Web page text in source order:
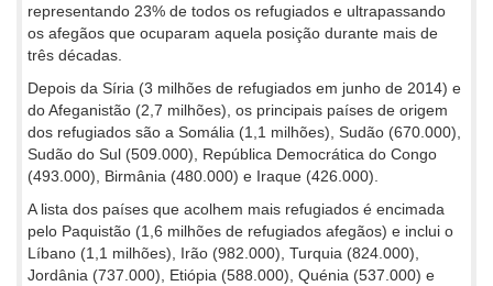
representando 23% de todos os refugiados e ultrapassando
os afegãos que ocuparam aquela posição durante mais de
três décadas.
Depois da Síria (3 milhões de refugiados em junho de 2014) e
do Afeganistão (2,7 milhões), os principais países de origem
dos refugiados são a Somália (1,1 milhões), Sudão (670.000),
Sudão do Sul (509.000), República Democrática do Congo
(493.000), Birmânia (480.000) e Iraque (426.000).
A lista dos países que acolhem mais refugiados é encimada
pelo Paquistão (1,6 milhões de refugiados afegãos) e inclui o
Líbano (1,1 milhões), Irão (982.000), Turquia (824.000),
Jordânia (737.000), Etiópia (588.000), Quénia (537.000) e